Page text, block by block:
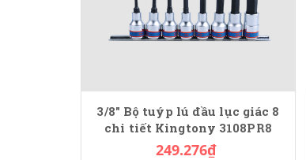
3/8" Bộ tuýp lú đầu lục giác 8
chi tiết Kingtony 3108PR8
249.276₫